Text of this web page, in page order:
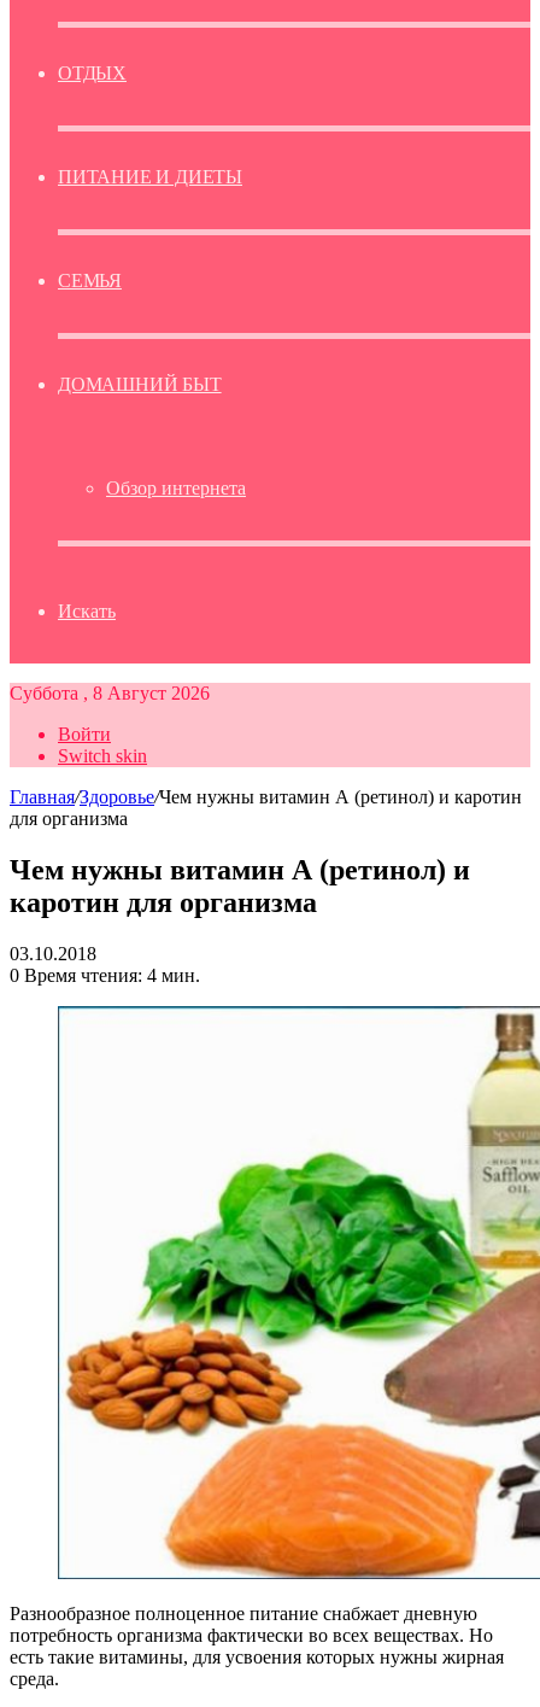
ОТДЫХ
ПИТАНИЕ И ДИЕТЫ
СЕМЬЯ
ДОМАШНИЙ БЫТ
Обзор интернета
Искать
Суббота , 8 Август 2026
Войти
Switch skin
Главная/Здоровье/Чем нужны витамин А (ретинол) и каротин
для организма
Чем нужны витамин А (ретинол) и
каротин для организма
03.10.2018
0 Время чтения: 4 мин.
Разнообразное полноценное питание снабжает дневную
потребность организма фактически во всех веществах. Но
есть такие витамины, для усвоения которых нужны жирная
среда.